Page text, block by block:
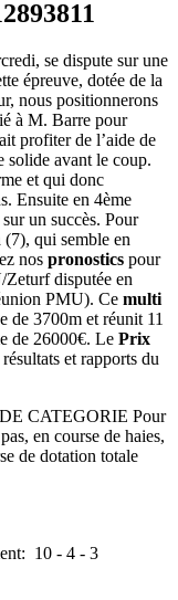
se dispute sur une
épreuve, dotée de la
nous positionnerons
à M. Barre pour
profiter de l’aide de
solide avant le coup.
et qui donc
Ensuite en 4ème
un succès. Pour
qui semble en
nos pronostics pour
disputée en
PMU). Ce multi
de 3700m et réunit 11
de 26000€. Le Prix
et rapports du
CATEGORIE Pour
en course de haies,
de dotation totale
10 - 4 - 3